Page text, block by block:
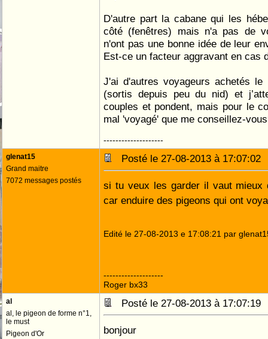
D'autre part la cabane qui les
côté (fenêtres) mais n'a pas de
n'ont pas une bonne idée de leur
Est-ce un facteur aggravant en cas
J'ai d'autres voyageurs achetés
(sortis depuis peu du nid) et
couples et pondent, mais pour le
mal 'voyagé' que me conseillez-
--------------------
glenat15
Grand maitre
7072 messages postés
Posté le 27-08-2013 à
si tu veux les garder il vaut mieux
car enduire des pigeons qui ont
Edité le 27-08-2013 e 17:08:21 par
--------------------
Roger bx33
al
al, le pigeon de forme n°1,
le must
Pigeon d'Or
Posté le 27-08-2013 à
bonjour